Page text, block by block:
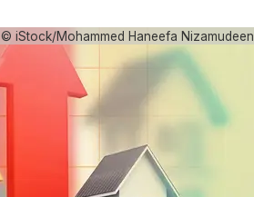
© iStock/Mohammed Haneefa Nizamudeen